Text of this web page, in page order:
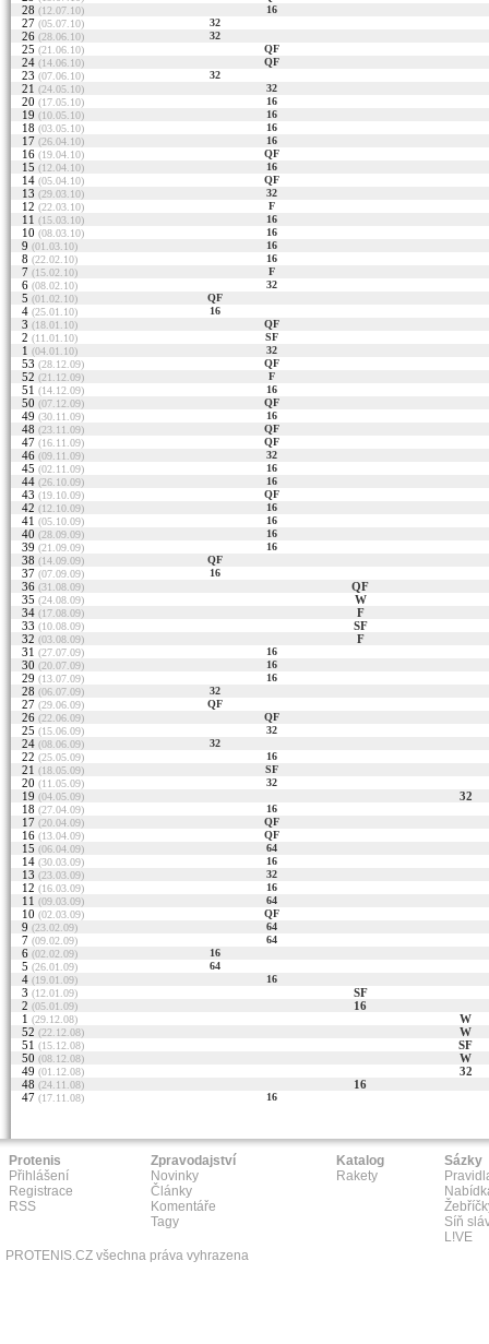
28 (12.07.10) 16
27 (05.07.10) 32
26 (28.06.10) 32
25 (21.06.10) QF
24 (14.06.10) QF
23 (07.06.10) 32
21 (24.05.10) 32
20 (17.05.10) 16
19 (10.05.10) 16
18 (03.05.10) 16
17 (26.04.10) 16
16 (19.04.10) QF
15 (12.04.10) 16
14 (05.04.10) QF
13 (29.03.10) 32
12 (22.03.10) F
11 (15.03.10) 16
10 (08.03.10) 16
9 (01.03.10) 16
8 (22.02.10) 16
7 (15.02.10) F
6 (08.02.10) 32
5 (01.02.10) QF
4 (25.01.10) 16
3 (18.01.10) QF
2 (11.01.10) SF
1 (04.01.10) 32
53 (28.12.09) QF
52 (21.12.09) F
51 (14.12.09) 16
50 (07.12.09) QF
49 (30.11.09) 16
48 (23.11.09) QF
47 (16.11.09) QF
46 (09.11.09) 32
45 (02.11.09) 16
44 (26.10.09) 16
43 (19.10.09) QF
42 (12.10.09) 16
41 (05.10.09) 16
40 (28.09.09) 16
39 (21.09.09) 16
38 (14.09.09) QF
37 (07.09.09) 16
36 (31.08.09)
QF
35 (24.08.09)
W
34 (17.08.09)
F
33 (10.08.09)
SF
32 (03.08.09)
F
31 (27.07.09) 16
30 (20.07.09) 16
29 (13.07.09) 16
28 (06.07.09) 32
27 (29.06.09) QF
26 (22.06.09) QF
25 (15.06.09) 32
24 (08.06.09) 32
22 (25.05.09) 16
21 (18.05.09) SF
20 (11.05.09) 32
19 (04.05.09)
32
18 (27.04.09) 16
17 (20.04.09) QF
16 (13.04.09) QF
15 (06.04.09) 64
14 (30.03.09) 16
13 (23.03.09) 32
12 (16.03.09) 16
11 (09.03.09) 64
10 (02.03.09) QF
9 (23.02.09) 64
7 (09.02.09) 64
6 (02.02.09) 16
5 (26.01.09) 64
4 (19.01.09) 16
3 (12.01.09)
SF
2 (05.01.09)
16
1 (29.12.08)
W
52 (22.12.08)
W
51 (15.12.08)
SF
50 (08.12.08)
W
49 (01.12.08)
32
48 (24.11.08)
16
47 (17.11.08) 16
Protenis
Přihlášení
Registrace
RSS
Zpravodajství
Novinky
Články
Komentáře
Tagy
Katalog
Rakety
Sázky
Síň
L!VE
PROTENIS.CZ všechna práva vyhrazena